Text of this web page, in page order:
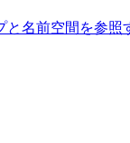
と名前空間を参照